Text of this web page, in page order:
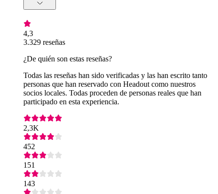
4,3
3.329 reseñas
¿De quién son estas reseñas?
Todas las reseñas han sido verificadas y las han escrito tanto
personas que han reservado con Headout como nuestros
socios locales. Todas proceden de personas reales que han
participado en esta experiencia.
2,3K
452
151
143